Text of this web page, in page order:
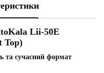
Lii-50E
Top)
та сучасний формат